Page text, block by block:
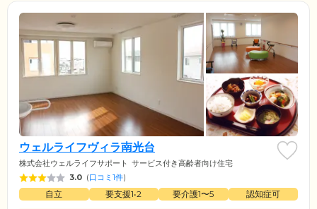
ウェルライフヴィラ南光台
株式会社ウェルライフサポート サービス付き高齢者向け住宅
3.0 (口コミ1件)
自立 要支援1•2 要介護1〜5
認知症可